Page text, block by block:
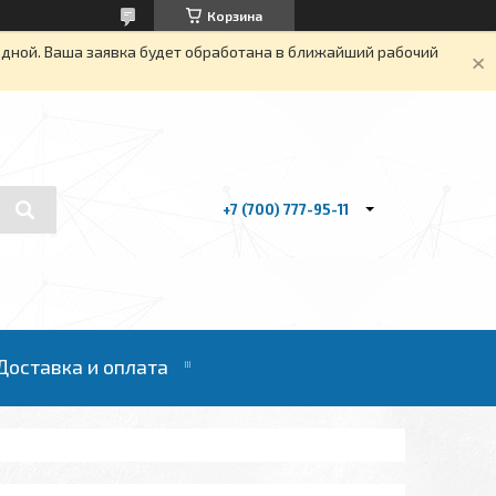
Корзина
Ваша заявка будет обработана в ближайший рабочий
+7 (700) 777-95-11
и оплата